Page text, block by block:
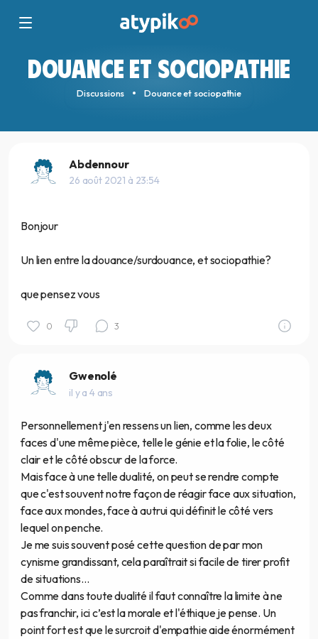
DOUANCE ET SOCIOPATHIE
Discussions Douance et sociopathie
Abdennour
26 août 2021 à 23:54
Bonjour
Un lien entre la douance/surdouance, et sociopathie?
que pensez vous
0 3
Gwenolé
il y a 4 ans
Personnellement j'en ressens un lien, comme les deux
faces d'une même pièce, telle le génie et la folie, le côté
clair et le côté obscur de la force.
Mais face à une telle dualité, on peut se rendre compte
que c'est souvent notre façon de réagir face aux situation,
face aux mondes, face à autrui qui définit le côté vers
lequel on penche.
Je me suis souvent posé cette question de par mon
cynisme grandissant, cela paraîtrait si facile de tirer profit
de situations...
Comme dans toute dualité il faut connaître la limite à ne
pas franchir, ici c’est la morale et l'éthique je pense. Un
point fort est que le surcroit d'empathie aide énormément